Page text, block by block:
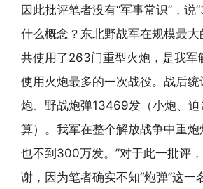
因此批评笔者没有“军事常识”，说
什么概念？东北野战军在规模最大
共使用了263门重型火炮，是我军
使用火炮最多的一次战役。战后
炮、野战炮弹13469发（小炮、迫
算）。我军在整个解放战争中重
也不到300万发。”对于此一批评
谢，因为笔者确实不知“炮弹”这一